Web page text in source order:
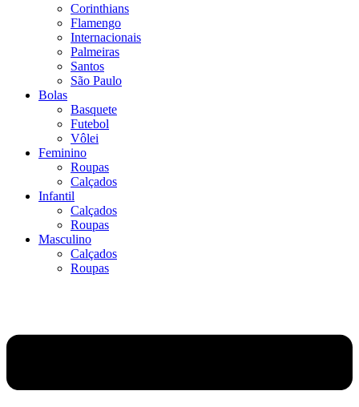
Corinthians
Flamengo
Internacionais
Palmeiras
Santos
São Paulo
Bolas
Basquete
Futebol
Vôlei
Feminino
Roupas
Calçados
Infantil
Calçados
Roupas
Masculino
Calçados
Roupas